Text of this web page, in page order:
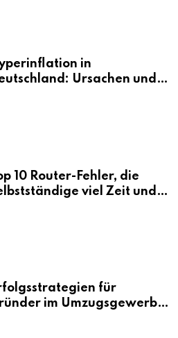
in
Ursachen und
10 Router-Fehler, die
viel Zeit und
für
im Umzugsgewerbe